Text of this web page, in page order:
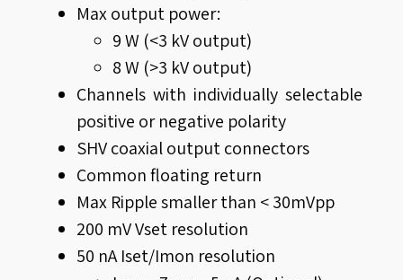
Max output power:
9 W (<3 kV output)
8 W (>3 kV output)
Channels with individually selectable
positive or negative polarity
SHV coaxial output connectors
Common floating return
Max Ripple smaller than < 30mVpp
200 mV Vset resolution
50 nA Iset/Imon resolution